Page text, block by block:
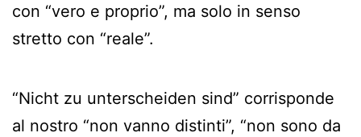
con “vero e proprio”, ma solo in senso
stretto con “reale”.
“Nicht zu unterscheiden sind” corrisponde
al nostro “non vanno distinti”, “non sono da